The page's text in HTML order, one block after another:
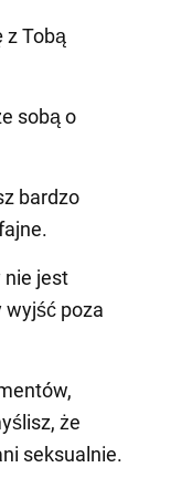
z Tobą
sobą o
bardzo
nie jest
wyjść poza
że
seksualnie.